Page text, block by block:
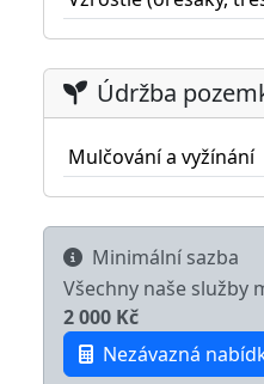
Údržba
Mulčování a vyžínání
Minimální sazba
Všechny naše služby
2 000 Kč
Nezávazná